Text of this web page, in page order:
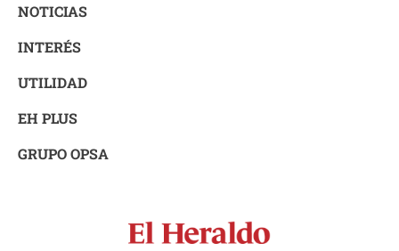
NOTICIAS
INTERÉS
UTILIDAD
EH PLUS
GRUPO OPSA